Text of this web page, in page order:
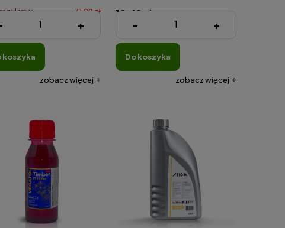
31,98 zł
cena: 26,17 zł
+
koszyka
zobacz więcej
12,49 zł
- +
do koszyka
zobacz więcej